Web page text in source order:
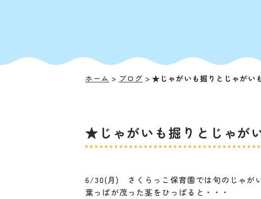
ホーム ブログ ★じゃがいも掘りとじゃがい
★じゃがいも掘りとじゃが
6/30(月) さくらっこ保育園では旬のじゃが
葉っぱが茂った茎をひっぱると・・・